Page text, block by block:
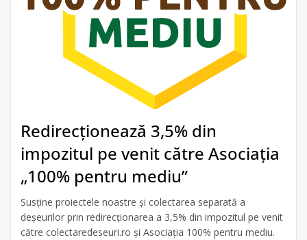
Redirecționează 3,5% din
impozitul pe venit către Asociația
„100% pentru mediu”
Susține proiectele noastre și colectarea separată a
deșeurilor prin redirecționarea a 3,5% din impozitul pe venit
către colectaredeseuri.ro și Asociația 100% pentru mediu.